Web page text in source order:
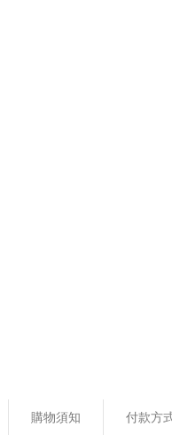
購物須知 付款方